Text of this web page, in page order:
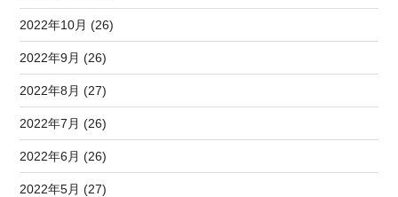
2022年10月 (26)
2022年9月 (26)
2022年8月 (27)
2022年7月 (26)
2022年6月 (26)
2022年5月 (27)